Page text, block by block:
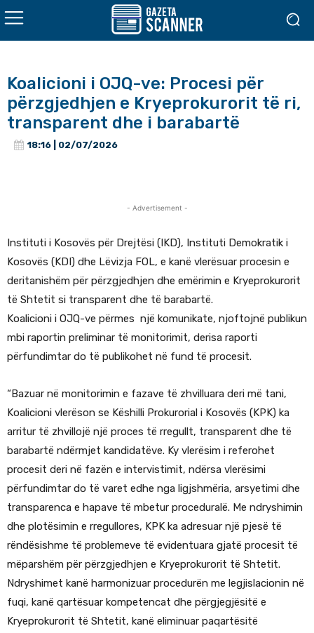
Koalicioni i OJQ-ve: Procesi për
përzgjedhjen e Kryeprokurorit të ri,
transparent dhe i barabartë
18:16 | 02/07/2026
- Advertisement -
Instituti i Kosovës për Drejtësi (IKD), Instituti Demokratik i
Kosovës (KDI) dhe Lëvizja FOL, e kanë vlerësuar procesin e
deritanishëm për përzgjedhjen dhe emërimin e Kryeprokurorit
të Shtetit si transparent dhe të barabartë.
Koalicioni i OJQ-ve përmes një komunikate, njoftojnë publikun
mbi raportin preliminar të monitorimit, derisa raporti
përfundimtar do të publikohet në fund të procesit.
“Bazuar në monitorimin e fazave të zhvilluara deri më tani,
Koalicioni vlerëson se Këshilli Prokurorial i Kosovës (KPK) ka
arritur të zhvillojë një proces të rregullt, transparent dhe të
barabartë ndërmjet kandidatëve. Ky vlerësim i referohet
procesit deri në fazën e intervistimit, ndërsa vlerësimi
përfundimtar do të varet edhe nga ligjshmëria, arsyetimi dhe
transparenca e hapave të mbetur proceduralë. Me ndryshimin
dhe plotësimin e rregullores, KPK ka adresuar një pjesë të
rëndësishme të problemeve të evidentuara gjatë procesit të
mëparshëm për përzgjedhjen e Kryeprokurorit të Shtetit.
Ndryshimet kanë harmonizuar procedurën me legjislacionin në
fuqi, kanë qartësuar kompetencat dhe përgjegjësitë e
Kryeprokurorit të Shtetit, kanë eliminuar paqartësitë